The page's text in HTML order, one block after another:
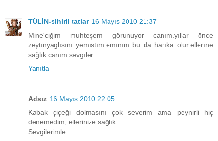
TÜLİN-sihirli tatlar 16 Mayıs 2010 21:37
Mine'ciğim muhteşem görunuyor canım.yıllar önce
zeytınyaglısını yemıstım.emınım bu da harıka olur.ellerıne
sağlık canım sevgıler
Yanıtla
Adsız 16 Mayıs 2010 22:05
Kabak çiçeği dolmasını çok severim ama peynirli hiç
denemedim, ellerinize sağlık.
Sevgilerimle